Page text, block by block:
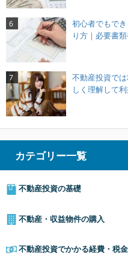
6
初心者でもで
り方｜必要書
7
不動産投資で
しく理解して
カテゴリー一覧
不動産投資の基礎
不動産・収益物件の購入
不動産投資でかかる経費・税金